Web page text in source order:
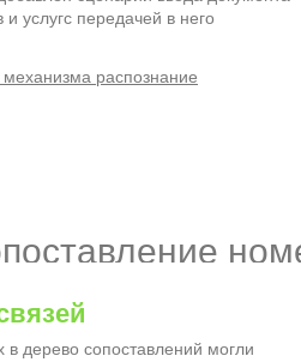
услугс передачей в него
распознание
в дерево сопоставлений могли